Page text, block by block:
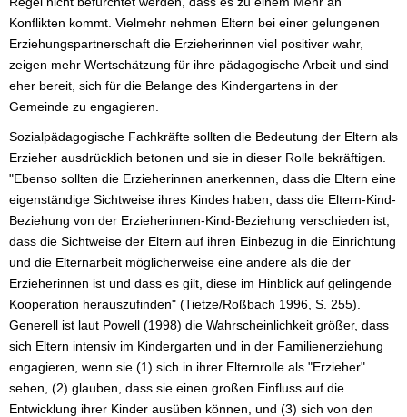
Konflikten kommt. Vielmehr nehmen Eltern bei einer gelungenen
Erziehungspartnerschaft die Erzieherinnen viel positiver wahr,
zeigen mehr Wertschätzung für ihre pädagogische Arbeit und sind
eher bereit, sich für die Belange des Kindergartens in der
Gemeinde zu engagieren.
Sozialpädagogische Fachkräfte sollten die Bedeutung der Eltern als
Erzieher ausdrücklich betonen und sie in dieser Rolle bekräftigen.
"Ebenso sollten die Erzieherinnen anerkennen, dass die Eltern eine
eigenständige Sichtweise ihres Kindes haben, dass die Eltern-Kind-
Beziehung von der Erzieherinnen-Kind-Beziehung verschieden ist,
dass die Sichtweise der Eltern auf ihren Einbezug in die Einrichtung
und die Elternarbeit möglicherweise eine andere als die der
Erzieherinnen ist und dass es gilt, diese im Hinblick auf gelingende
Kooperation herauszufinden" (Tietze/Roßbach 1996, S. 255).
Generell ist laut Powell (1998) die Wahrscheinlichkeit größer, dass
sich Eltern intensiv im Kindergarten und in der Familienerziehung
engagieren, wenn sie (1) sich in ihrer Elternrolle als "Erzieher"
sehen, (2) glauben, dass sie einen großen Einfluss auf die
Entwicklung ihrer Kinder ausüben können, und (3) sich von den